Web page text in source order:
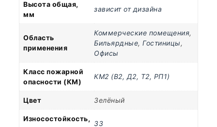
Высота общая,
мм
зависит от дизайна
Область
применения
Коммерческие помещения,
Бильярдные, Гостиницы,
Офисы
Класс пожарной
опасности (КМ)
КМ2 (В2, Д2, Т2, РП1)
Цвет Зелёный
Износостойкость,
33